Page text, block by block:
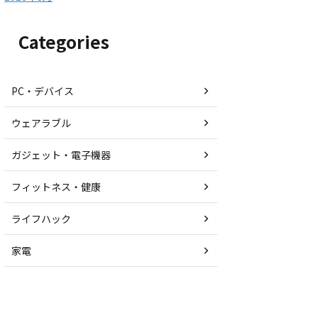
Categories
PC・デバイス
ウェアラブル
ガジェット・電子機器
フィットネス・健康
ライフハック
家電